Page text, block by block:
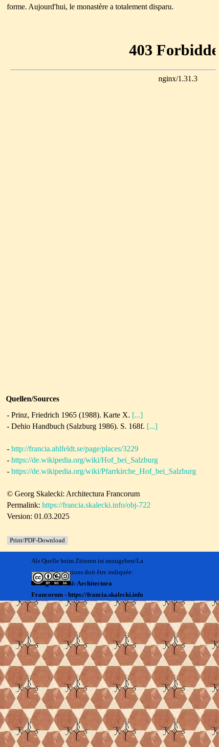
forme. Aujourd'hui, le monastère a totalement disparu.
Quellen/Sources
- Prinz, Friedrich 1965 (1988). Karte X. [...]
- Dehio Handbuch (Salzburg 1986). S. 168f. [...]
- http://francia.ahlfeldt.se/page/places/3229
- https://de.wikipedia.org/wiki/Hof_bei_Salzburg
- https://de.wikipedia.org/wiki/Pfarrkirche_Hof_bei_Salzburg
© Georg Skalecki: Architectura Francorum
Permalink: https://francia.skalecki.info/obj-722
Version: 01.03.2025
Print/PDF-Download
Als Quelle beim Zitieren ist anzugeben/La
source des citations doit être indiquée:
Georg Skalecki: Architectura
Francorum - https://francia.skalecki.info
Kontakt/Me contacter:
Francia@skalecki.info
Zurück zum Seiteninhalt